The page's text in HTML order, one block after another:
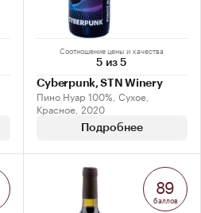
Соотношение цены и качества
5 из 5
Cyberpunk, STN Winery
Пино Нуар 100%, Сухое,
Красное, 2020
Подробнее
89
баллов